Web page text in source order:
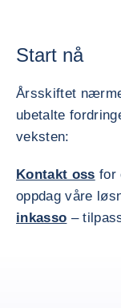
Start nå
Årsskiftet
ubetalte
veksten:
Kontakt oss for
oppdag våre
inkasso –